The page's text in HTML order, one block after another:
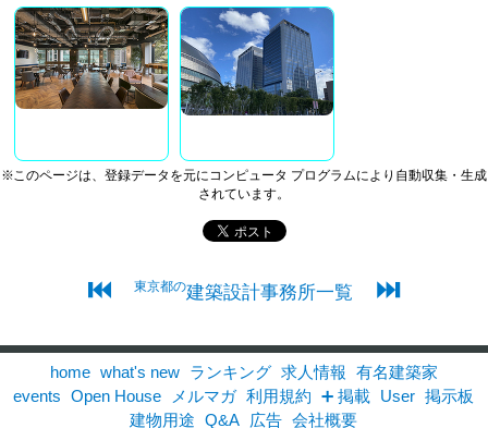
※このページは、登録データを元にコンピュータ プログラムにより自動収集・生成
されています。
⏮ 東京都の建築設計事務所一覧 ⏭
home what's new ランキング 求人情報 有名建築家
events
Open House メルマガ 利用規約 ➕ 掲載 User 掲示板
建物用途
Q&A 広告 会社概要